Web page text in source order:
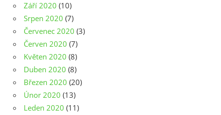
Září 2020 (10)
Srpen 2020 (7)
Červenec 2020 (3)
Červen 2020 (7)
Květen 2020 (8)
Duben 2020 (8)
Březen 2020 (20)
Únor 2020 (13)
Leden 2020 (11)